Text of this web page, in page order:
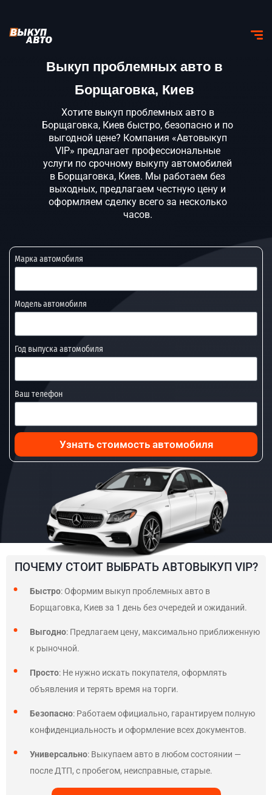
Выкуп проблемных авто в
Борщаговка, Киев
Хотите выкуп проблемных авто в
Борщаговка, Киев быстро, безопасно и по
выгодной цене? Компания «Автовыкуп
VIP» предлагает профессиональные
услуги по срочному выкупу автомобилей
в Борщаговка, Киев. Мы работаем без
выходных, предлагаем честную цену и
оформляем сделку всего за несколько
часов.
Марка автомобиля
Модель автомобиля
Год выпуска автомобиля
Ваш телефон
Узнать стоимость автомобиля
ПОЧЕМУ СТОИТ ВЫБРАТЬ АВТОВЫКУП VIP?
Быстро: Оформим выкуп проблемных авто в
Борщаговка, Киев за 1 день без очередей и ожиданий.
Выгодно: Предлагаем цену, максимально приближенную
к рыночной.
Просто: Не нужно искать покупателя, оформлять
объявления и терять время на торги.
Безопасно: Работаем официально, гарантируем полную
конфиденциальность и оформление всех документов.
Универсально: Выкупаем авто в любом состоянии —
после ДТП, с пробегом, неисправные, старые.